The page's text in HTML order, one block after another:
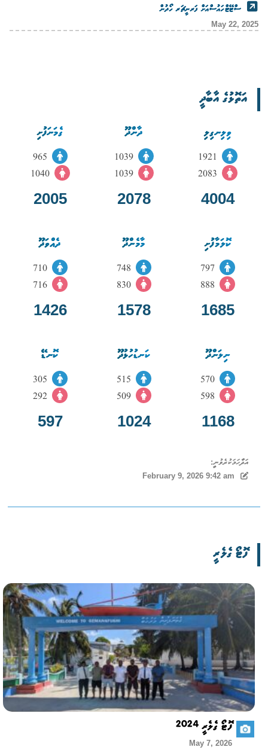
ސްޓޭޓްހައުސްއަށް ފަރނީޗަރ ހޯދުން
May 22, 2025
އަތޮޅުގެ އާބާދީ
ވިލިނގިލި
1921
2083
4004
ދާންދޫ
1039
1039
2078
ގެމަނަފުށި
1040
2005
ކޮލަމާފުށި
797
888
1685
މާމެންދޫ
748
830
1578
ދެއްވަދޫ
710
716
1426
ނިލަންދޫ
570
598
1168
ކަނޑުހުޅުދޫ
515
509
1024
ކޮނޑޭ
292
597
އަދާހަމަކުރެވުނީ:
February 9, 2026 9:42 am
ފޮޓޯ ގެލެރީ
ފޮޓޯ ގެލެރީ 2024
May 7, 2026